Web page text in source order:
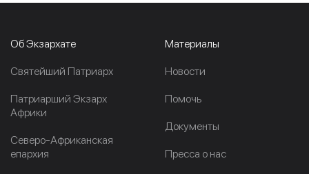
Об Экзархате
Cвятейший Патриарх
Патриарший Экзарх
Африки
Северо-Африканская
епархия
Материалы
Новости
Помочь
Документы
Пресса о нас